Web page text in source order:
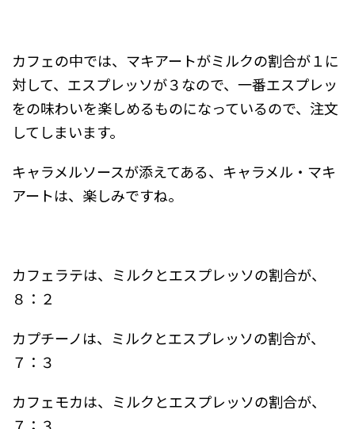
カフェの中では、マキアートがミルクの割合が１に
対して、エスプレッソが３なので、一番エスプレッ
をの味わいを楽しめるものになっているので、注文
してしまいます。
キャラメルソースが添えてある、キャラメル・マキ
アートは、楽しみですね。
カフェラテは、ミルクとエスプレッソの割合が、
８：２
カプチーノは、ミルクとエスプレッソの割合が、
７：３
カフェモカは、ミルクとエスプレッソの割合が、